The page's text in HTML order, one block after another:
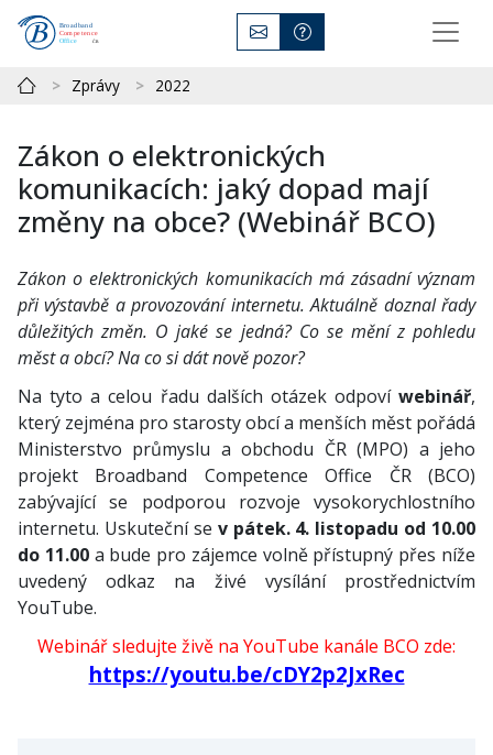
Zprávy 2022
Zákon o elektronických
komunikacích: jaký dopad mají
změny na obce? (Webinář BCO)
Zákon o elektronických komunikacích má zásadní význam
při výstavbě a provozování internetu. Aktuálně doznal řady
důležitých změn. O jaké se jedná? Co se mění z pohledu
měst a obcí? Na co si dát nově pozor?
Na tyto a celou řadu dalších otázek odpoví webinář,
který zejména pro starosty obcí a menších měst pořádá
Ministerstvo průmyslu a obchodu ČR (MPO) a jeho
projekt Broadband Competence Office ČR (BCO)
zabývající se podporou rozvoje vysokorychlostního
internetu. Uskuteční se v pátek. 4. listopadu od 10.00
do 11.00a bude pro zájemce volně přístupný přes níže
uvedený odkaz na živé vysílání prostřednictvím
YouTube.
Webinář sledujte živě na YouTube kanále BCO zde:
https://youtu.be/cDY2p2JxRec